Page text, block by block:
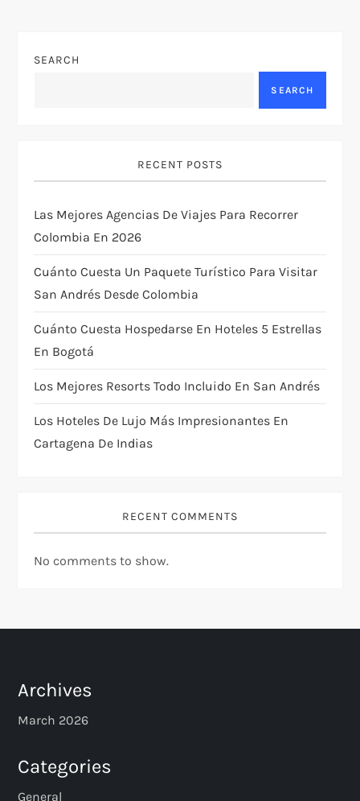
n
i
g
a
t
i
o
n
SEARCH
SEARCH
RECENT POSTS
Las Mejores Agencias De Viajes Para Recorrer
Colombia En 2026
Cuánto Cuesta Un Paquete Turístico Para Visitar
San Andrés Desde Colombia
Cuánto Cuesta Hospedarse En Hoteles 5 Estrellas
En Bogotá
Los Mejores Resorts Todo Incluido En San Andrés
Los Hoteles De Lujo Más Impresionantes En
Cartagena De Indias
RECENT COMMENTS
No comments to show.
Archives
March 2026
Categories
General